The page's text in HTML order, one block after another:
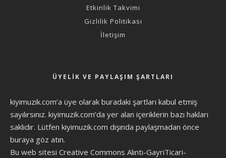
Etkinlik Takvimi
Gizlilik Politikası
İletişim
ÜYELIK VE PAYLAŞIM ŞARTLARI
kiyimuzik.com’a üye olarak buradaki şartları kabul etmiş
sayılırsınız. kiyimuzik.com’da yer alan içeriklerin bazı hakları
saklıdır. Lütfen kiyimuzik.com dışında paylaşmadan önce
buraya göz atın.
Bu web sitesi Creative Commons Alıntı-GayriTicari-